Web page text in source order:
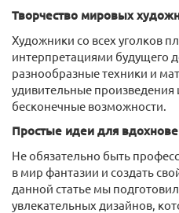
Творчество мировых
Художники со всех уголков
интерпретациями будущего
разнообразные техники и
удивительные произведения
бесконечные возможности.
Простые идеи для
Не обязательно быть
в мир фантазии и создать
данной статье мы
увлекательных дизайнов,